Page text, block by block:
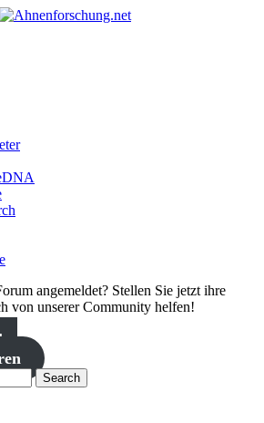
angemeldet? Stellen Sie jetzt ihre
von unserer Community helfen!
Search